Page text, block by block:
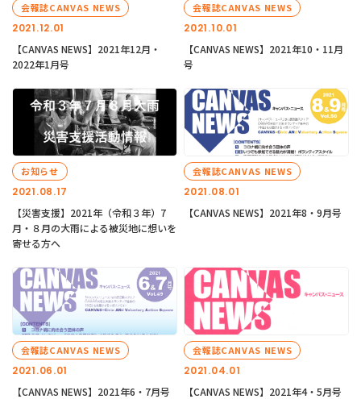
2021.12.01
会報誌CANVAS NEWS
【CANVAS NEWS】2021年12月・
2022年1月号
2021.10.01
会報誌CANVAS NEWS
【CANVAS NEWS】2021年10・11月
号
2021.08.17
お知らせ
【災害支援】2021年（令和３年）7
月・８月の大雨による被災地に想いを
寄せる方へ
2021.08.01
会報誌CANVAS NEWS
【CANVAS NEWS】2021年8・9月号
2021.06.01
会報誌CANVAS NEWS
【CANVAS NEWS】2021年6・7月号
2021.04.01
会報誌CANVAS NEWS
【CANVAS NEWS】2021年4・5月号